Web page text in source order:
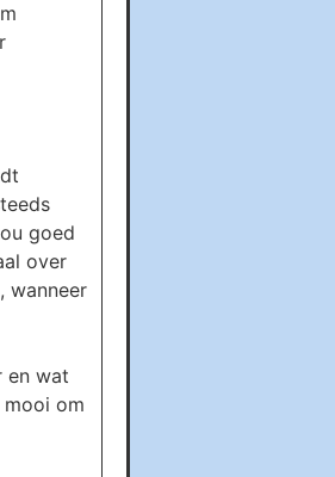
goed
over
wanneer
en wat
om